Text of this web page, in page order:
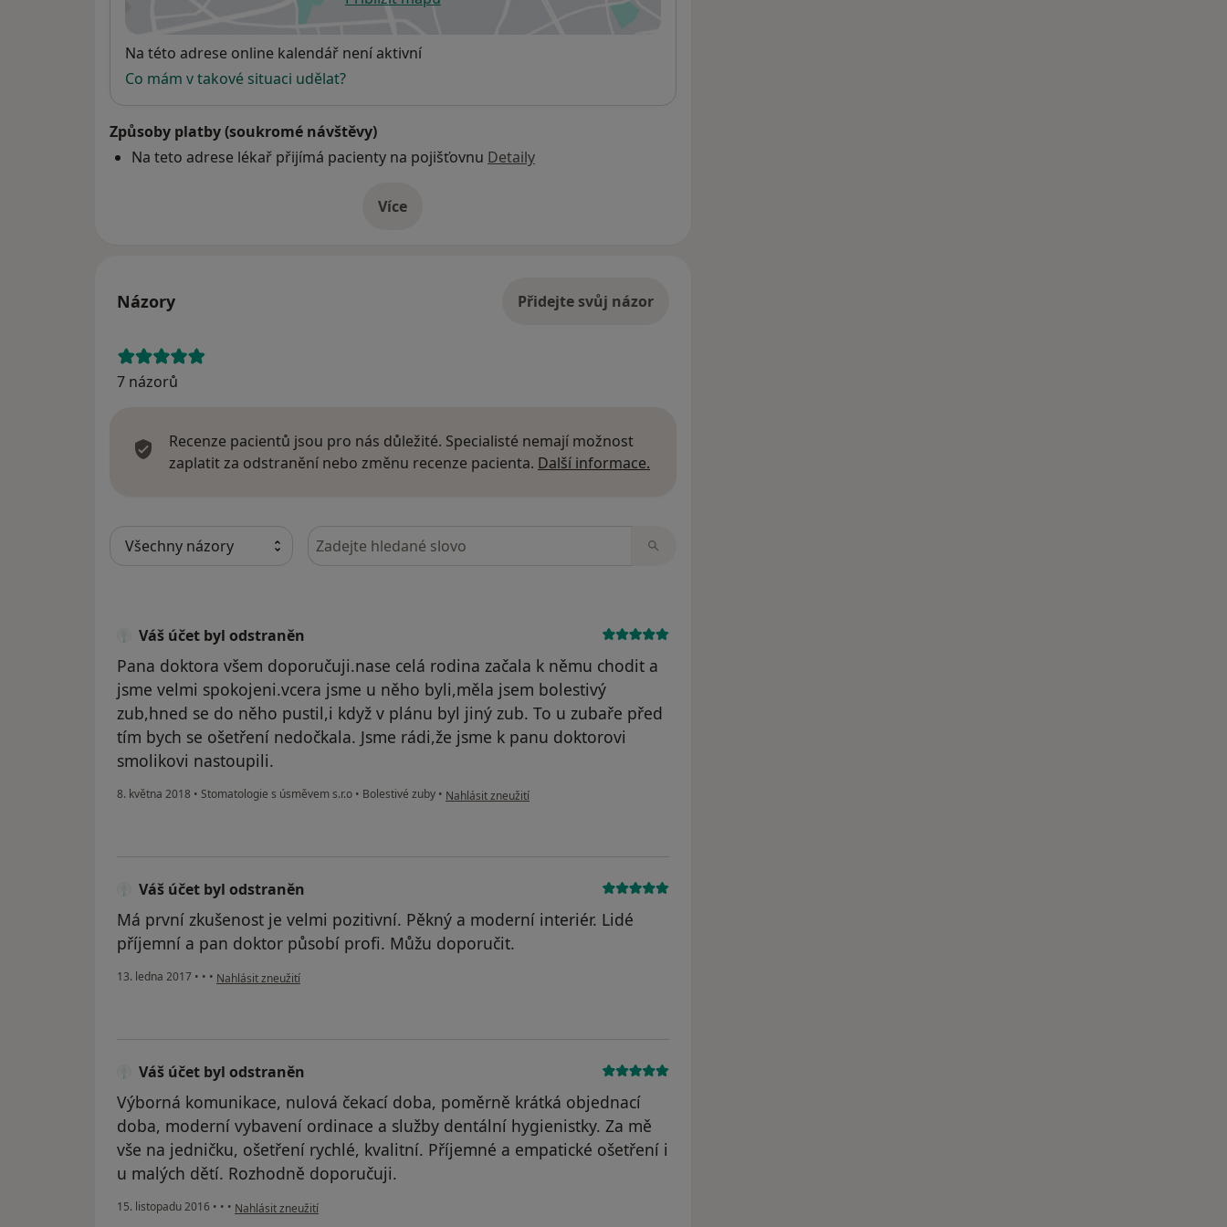
se otevře v nové záložce
Dostupnost
Na této adrese online kalendář není aktivní
Co mám v takové situaci udělat?
Způsoby platby (soukromé návštěvy)
Na teto adrese lékař přijímá pacienty na pojišťovnu Detaily
Víceo adrese
Názory Přidejte svůj názor
7 názorů
Recenze pacientů jsou pro nás důležité. Specialisté nemají možnost
zaplatit za odstranění nebo změnu recenze pacienta. Další informace.
Hledejte v názorech
Váš účet byl odstraněn
Pana doktora všem doporučuji.nase celá rodina začala k němu chodit a
jsme velmi spokojeni.vcera jsme u něho byli,měla jsem bolestivý
zub,hned se do něho pustil,i když v plánu byl jiný zub. To u zubaře před
tím bych se ošetření nedočkala. Jsme rádi,že jsme k panu doktorovi
smolikovi nastoupili.
8. května 2018 • Stomatologie s úsměvem s.r.o • Bolestivé zuby • podle názoru uživatele Váš účet byl odstraněn
Nahlásit zneužití
Váš účet byl odstraněn
Má první zkušenost je velmi pozitivní. Pěkný a moderní interiér. Lidé
příjemní a pan doktor působí profi. Můžu doporučit.
13. ledna 2017 • • • podle názoru uživatele Váš účet byl odstraněn
Nahlásit zneužití
Váš účet byl odstraněn
Výborná komunikace, nulová čekací doba, poměrně krátká objednací
doba, moderní vybavení ordinace a služby dentální hygienistky. Za mě
vše na jedničku, ošetření rychlé, kvalitní. Příjemné a empatické ošetření i
u malých dětí. Rozhodně doporučuji.
15. listopadu 2016 • • • podle názoru uživatele Váš účet byl odstraněn
Nahlásit zneužití